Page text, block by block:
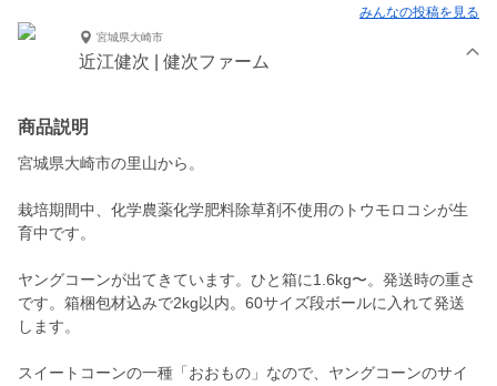
みんなの投稿を見る
宮城県大崎市
近江健次 | 健次ファーム
商品説明
宮城県大崎市の里山から。
栽培期間中、化学農薬化学肥料除草剤不使用のトウモロコシが生
育中です。
ヤングコーンが出てきています。ひと箱に1.6kg〜。発送時の重さ
です。箱梱包材込みで2kg以内。60サイズ段ボールに入れて発送
します。
スイートコーンの一種「おおもの」なので、ヤングコーンのサイ